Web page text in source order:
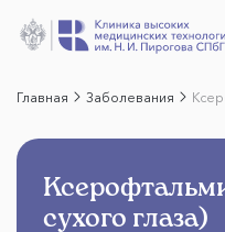
Главная Заболевания
сухого глаза)